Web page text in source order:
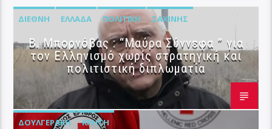
ΔΙΕΘΝΉ ΕΛΛΆΔΑ ΠΟΛΙΤΙΚΉ ΣΑΧΊΝΗΣ
B. Μπορνόβας : “Μαύρα Σύννεφα ” για
τον Ελληνισμό χωρίς στρατηγική και
πολιτιστική διπλωματία
ΔΟΥΛΓΕΡΆΚΗ ΚΡΉΤΗ